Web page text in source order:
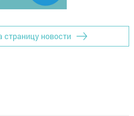
страницу новости